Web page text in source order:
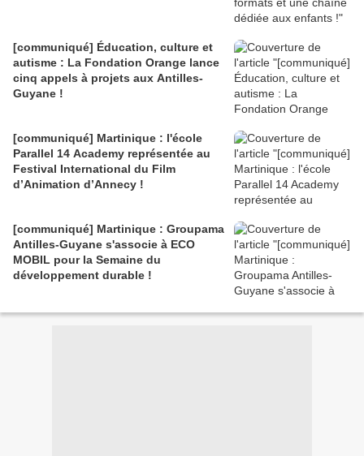
[communiqué] Éducation, culture et
autisme : La Fondation Orange lance
cinq appels à projets aux Antilles-
Guyane !
[communiqué] Martinique : l'école
Parallel 14 Academy représentée au
Festival International du Film
d’Animation d’Annecy !
[communiqué] Martinique : Groupama
Antilles-Guyane s'associe à ECO
MOBIL pour la Semaine du
développement durable !